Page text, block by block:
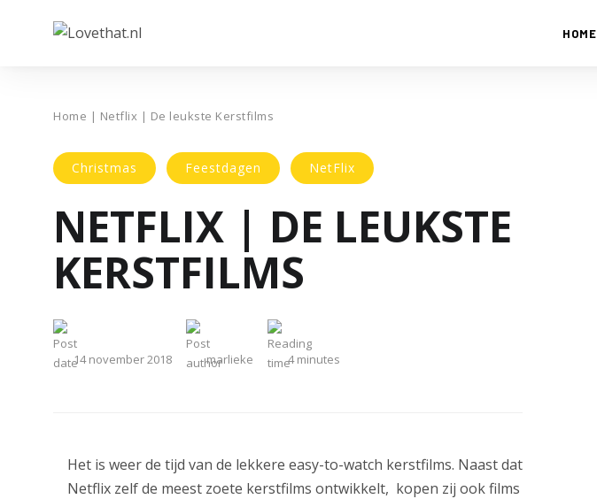
HOME
Home | Netflix | De leukste Kerstfilms
Christmas Feestdagen NetFlix
NETFLIX | DE LEUKSTE
KERSTFILMS
14 november 2018 marlieke 4minutes
Het is weer de tijd van de lekkere easy-to-watch kerstfilms. Naast dat
Netflix zelf de meest zoete kerstfilms ontwikkelt, kopen zij ook films